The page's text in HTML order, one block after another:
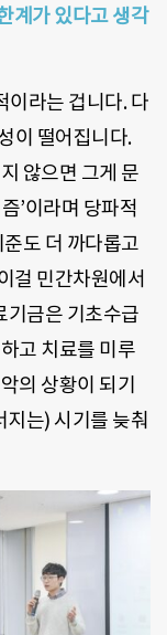
계가 있다고 생각
이라는 겁니다. 다
이 떨어집니다.
않으면 그게 문
’이라며 당파적
도 더 까다롭고
걸 민간차원에서
기금은 기초수급
고 치료를 미루
의 상황이 되기
는) 시기를 늦춰